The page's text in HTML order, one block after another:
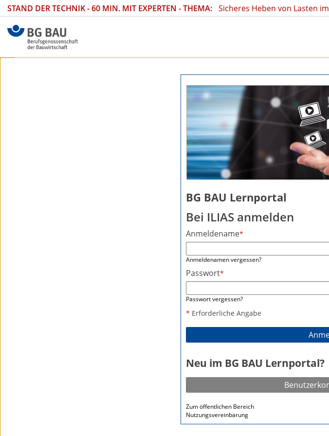
STAND DER TECHNIK - 60 MIN. MIT EXPERTEN - THEMA: Sicheres Heben von Lasten
BG BAU Lernportal
Bei ILIAS anmelden
Anmeldename*
Anmeldenamen vergessen?
Passwort*
Passwort vergessen?
* Erforderliche Angabe
Neu im BG BAU Lernportal?
Zum öffentlichen Bereich
Nutzungsvereinbarung